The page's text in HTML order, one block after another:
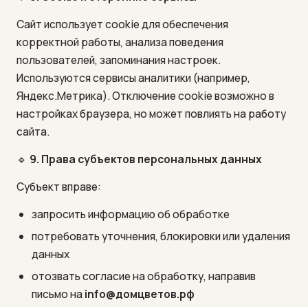
Сайт использует cookie для обеспечения
корректной работы, анализа поведения
пользователей, запоминания настроек.
Используются сервисы аналитики (например,
Яндекс.Метрика). Отключение cookie возможно в
настройках браузера, но может повлиять на работу
сайта.
🔹 9. Права субъектов персональных данных
Субъект вправе:
запросить информацию об обработке
потребовать уточнения, блокировки или удаления
данных
отозвать согласие на обработку, направив
письмо наinfo@домцветов.рф